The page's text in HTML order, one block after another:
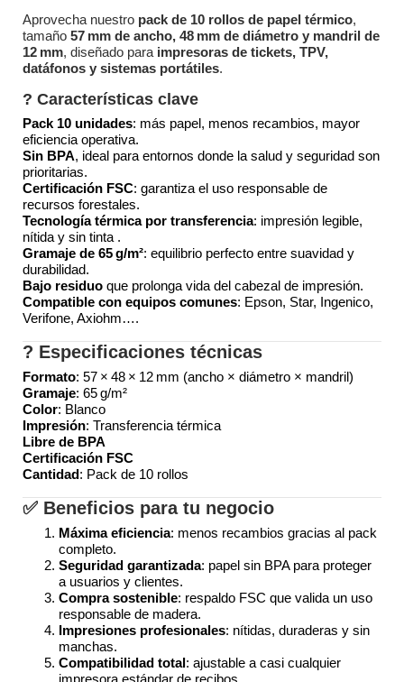
Aprovecha nuestro pack de 10 rollos de papel térmico,
tamaño 57 mm de ancho, 48 mm de diámetro y mandril de
12 mm, diseñado para impresoras de tickets, TPV,
datáfonos y sistemas portátiles.
? Características clave
Pack 10 unidades: más papel, menos recambios, mayor
eficiencia operativa.
Sin BPA, ideal para entornos donde la salud y seguridad son
prioritarias.
Certificación FSC: garantiza el uso responsable de
recursos forestales.
Tecnología térmica por transferencia: impresión legible,
nítida y sin tinta .
Gramaje de 65 g/m²: equilibrio perfecto entre suavidad y
durabilidad.
Bajo residuo que prolonga vida del cabezal de impresión.
Compatible con equipos comunes: Epson, Star, Ingenico,
Verifone, Axiohm….
? Especificaciones técnicas
Formato: 57 × 48 × 12 mm (ancho × diámetro × mandril)
Gramaje: 65 g/m²
Color: Blanco
Impresión: Transferencia térmica
Libre de BPA
Certificación FSC
Cantidad: Pack de 10 rollos
✅ Beneficios para tu negocio
Máxima eficiencia: menos recambios gracias al pack
completo.
Seguridad garantizada: papel sin BPA para proteger
a usuarios y clientes.
Compra sostenible: respaldo FSC que valida un uso
responsable de madera.
Impresiones profesionales: nítidas, duraderas y sin
manchas.
Compatibilidad total: ajustable a casi cualquier
impresora estándar de recibos.